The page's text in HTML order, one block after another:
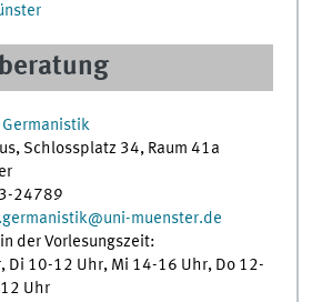
Germanistik
Schlossplatz 34, Raum 41a
24789
muenster.de
der Vorlesungszeit:
Di 10-12 Uhr, Mi 14-16 Uhr, Do 12-
Uhr